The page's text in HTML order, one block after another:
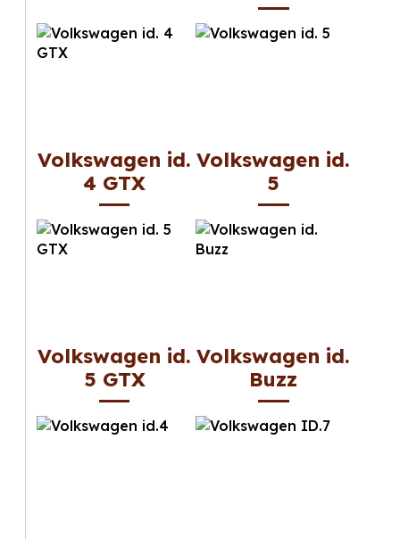
Volkswagen id.
4 GTX
Volkswagen id.
5
Volkswagen id.
5 GTX
Volkswagen id.
Buzz